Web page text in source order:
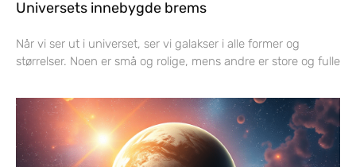
Universets innebygde brems
Når vi ser ut i universet, ser vi galakser i alle former og
størrelser. Noen er små og rolige, mens andre er store og fulle